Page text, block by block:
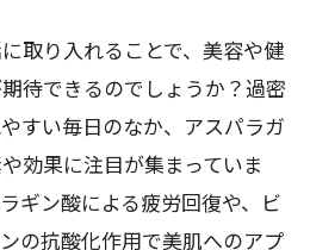
取り入れることで、美容や健
待できるのでしょうか？過密
すい毎日のなか、アスパラガ
効果に注目が集まっていま
ギン酸による疲労回復や、ビ
の抗酸化作用で美肌へのアプ